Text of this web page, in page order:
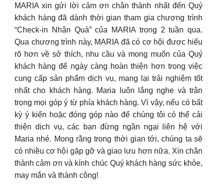
MARIA xin gửi lời cảm ơn chân thành nhất đến Quý
khách hàng đã dành thời gian tham gia chương trình
“Check-in Nhận Quà” của MARIA trong 2 tuần qua.
Qua chương trình này, MARIA đã có cơ hội được hiểu
rõ hơn về sở thích, nhu cầu và mong muốn của Quý
khách hàng để ngày càng hoàn thiện hơn trong việc
cung cấp sản phẩm dịch vụ, mang lại trải nghiệm tốt
nhất cho khách hàng. Maria luôn lắng nghe và trân
trọng mọi góp ý từ phía khách hàng. Vì vậy, nếu có bất
kỳ ý kiến hoặc đóng góp nào để chúng tôi có thể cải
thiện dịch vụ, các bạn đừng ngần ngại liên hệ với
Maria nhé. Mong rằng trong thời gian tới, chúng ta sẽ
có nhiều cơ hội gặp gỡ và giao lưu hơn nữa. Xin chân
thành cảm ơn và kính chúc Quý khách hàng sức khỏe,
may mắn và thành công!